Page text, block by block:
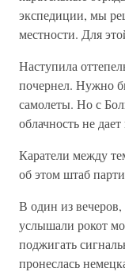
экспедиции, мы
местности. Для
Наступила
почернел. Нужно
самолеты. Но с
облачность не
Каратели между
об этом штаб
В один из вечеров,
услышали рокот
поджигать
пронеслась